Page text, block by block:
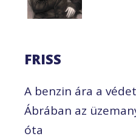
FRISS
A benzin ára a
Ábrában az
óta